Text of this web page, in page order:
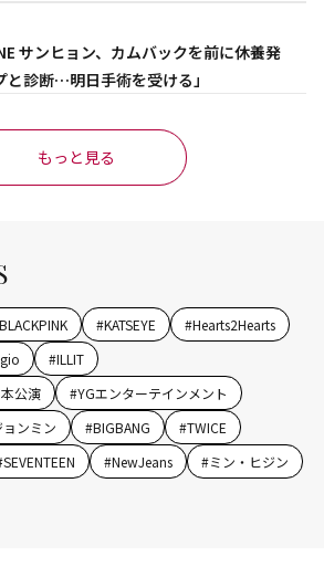
サンヒョン、カムバックを前に休養発
と診断…明日手術を受ける」
もっと見る
BLACKPINK #KATSEYE #Hearts2Hearts
#ILLIT
公演 #YGエンターテインメント
ンミン #BIGBANG #TWICE
SEVENTEEN #NewJeans #ミン・ヒジン